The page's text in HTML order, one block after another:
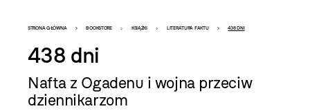
Bookstore
-
szablon
szczegóły
STRONA GŁÓWNA BOOKSTORE KSIĄŻKI LITERATURA FAKTU 438 DNI
438 dni
Nafta z Ogadenu i wojna przeciw
dziennikarzom